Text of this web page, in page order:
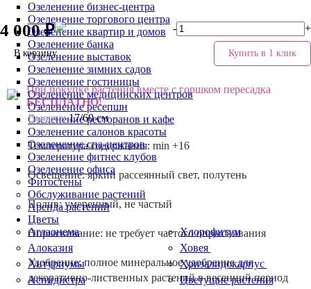
Озеленение бизнес-центра
Озеленение торгового центра
Озеленение квартир и домов
Озеленение банка
Озеленение выставок
Озеленение зимних садов
Озеленение гостиницы
Озеленение медицинских центров
Озеленение ресепшн
Озеленение ресторанов и кафе
Озеленение салонов красоты
Озеленение спа-центров
Озеленение фитнес клубов
Озеленение офиса
Фитостены
Обслуживание растений
Аренда растений
Цветы
Аглаонема
Алоказия
Антуриумы
Аспидистра
Хлорофитум
Ховея
Хризалидокарпус
Цветущие растения
4 000 ₽ - +
В корзину Купить в 1 клик
При покупке растения вместе с горшком пересадка
БЕСПЛАТНО!
Высота:17/60 см
Температура содержания: min +16
Освещение:яркий рассеянный свет, полутень
Полив:умеренный, не частый
Опрыскивание: не требует частого опрыскивания
Удобрение:полное минеральное удобрение для
декоративно-лиственных растений в весенний период